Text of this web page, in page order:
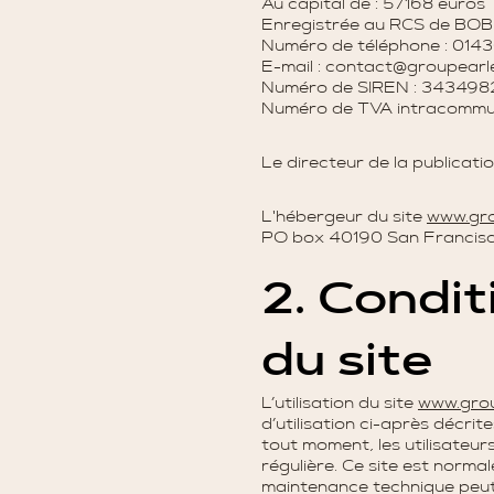
Au capital de : 57168 euros
Enregistrée au RCS de
Numéro de téléphone :
E-mail :
Numéro de SIREN :
Numéro de TVA
Le directeur de la
L'hébergeur du site
PO box 40190 San
2.
du site
L’utilisation du site
d’utilisation ci-après
tout moment, les
régulière. Ce site est
maintenance technique